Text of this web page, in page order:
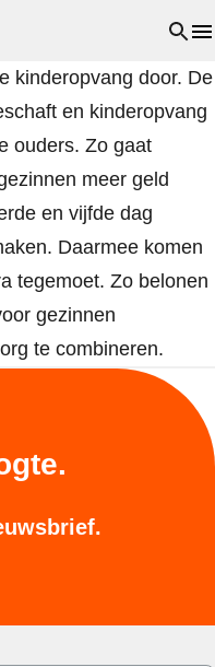
Open
kinderopvang door. De
en kinderopvang
ouders. Zo gaat
meer geld
en vijfde dag
Daarmee komen
tegemoet. Zo belonen
gezinnen
te combineren.